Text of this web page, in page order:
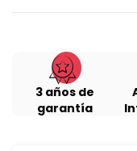
3 años de
garantía